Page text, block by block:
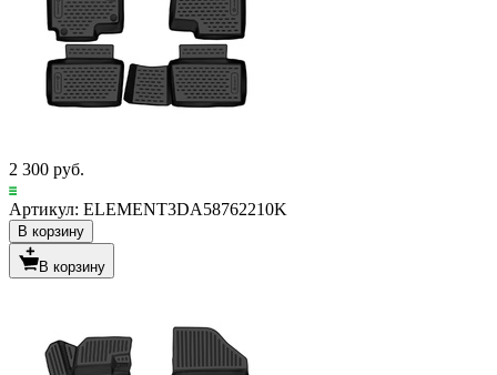
2 300 руб.
Артикул: ELEMENT3DA58762210K
В корзину
В корзину